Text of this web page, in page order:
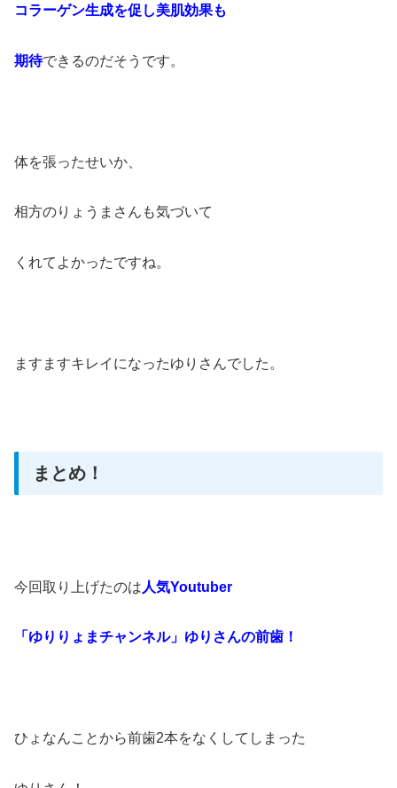
コラーゲン生成を促し美肌効果も
期待できるのだそうです。
体を張ったせいか、
相方のりょうまさんも気づいて
くれてよかったですね。
ますますキレイになったゆりさんでした。
まとめ！
今回取り上げたのは 人気Youtuber
「ゆりりょまチャンネル」ゆりさんの前歯！
ひょなんことから前歯2本をなくしてしまった